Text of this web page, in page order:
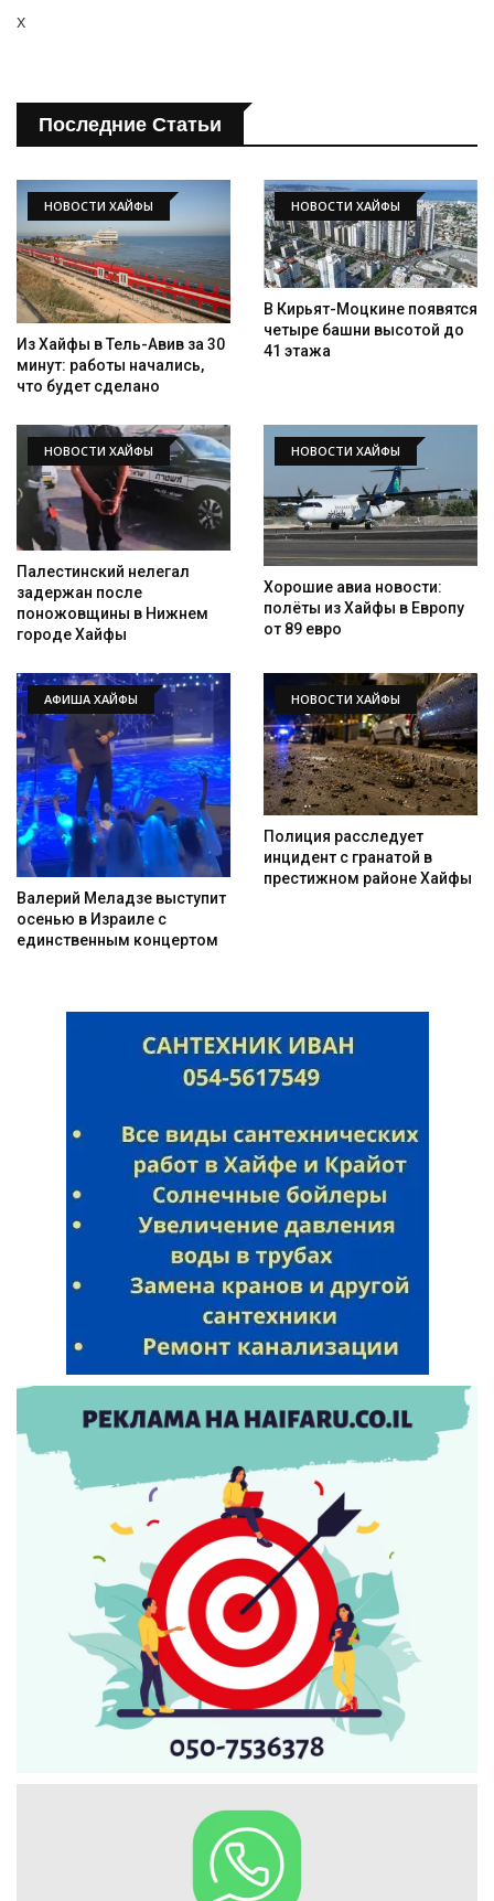
x
Последние Статьи
НОВОСТИ ХАЙФЫ
Из Хайфы в Тель-Авив за 30
минут: работы начались,
что будет сделано
НОВОСТИ ХАЙФЫ
В Кирьят-Моцкине появятся
четыре башни высотой до
41 этажа
НОВОСТИ ХАЙФЫ
Палестинский нелегал
задержан после
поножовщины в Нижнем
городе Хайфы
НОВОСТИ ХАЙФЫ
Хорошие авиа новости:
полёты из Хайфы в Европу
от 89 евро
АФИША ХАЙФЫ
Валерий Меладзе выступит
осенью в Израиле с
единственным концертом
НОВОСТИ ХАЙФЫ
Полиция расследует
инцидент с гранатой в
престижном районе Хайфы